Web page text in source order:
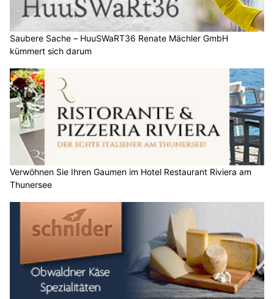
Saubere Sache – HuuSWaRT36 Renate Mächler GmbH
kümmert sich darum
Verwöhnen Sie Ihren Gaumen im Hotel Restaurant Riviera am
Thunersee